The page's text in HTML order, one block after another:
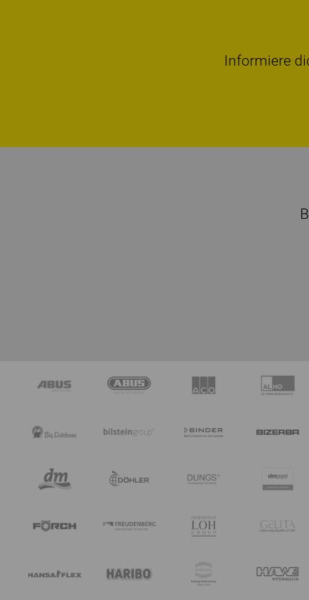
Informiere